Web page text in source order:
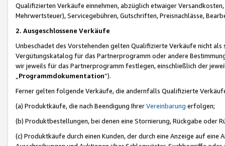
Qualifizierten Verkäufe einnehmen, abzüglich etwaiger
Mehrwertsteuer), Servicegebühren, Gutschriften, Preisnachlässe,
2. Ausgeschlossene Verkäufe
Unbeschadet des Vorstehenden gelten Qualifizierte Verkäufe nicht
Vergütungskatalog für das Partnerprogramm oder andere
wir jeweils für das Partnerprogramm festlegen, einschließlich der
Programmdokumentation“).
Ferner gelten folgende Verkäufe, die andernfalls Qualifizierte
(a) Produktkäufe, die nach Beendigung IhrerVereinbarung erfolgen;
(b) Produktbestellungen, bei denen eine Stornierung, Rückgabe oder
(c) Produktkäufe durch einen Kunden, der durch eine Anzeige auf